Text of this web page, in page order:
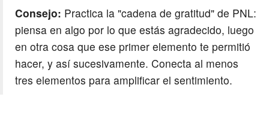
Consejo: Practica la "cadena de gratitud" de PNL:
piensa en algo por lo que estás agradecido, luego
en otra cosa que ese primer elemento te permitió
hacer, y así sucesivamente. Conecta al menos
tres elementos para amplificar el sentimiento.